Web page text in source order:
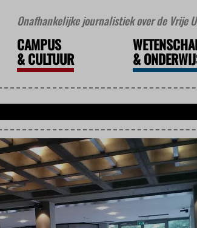
Onafhankelijke journalistiek over de Vrije
CAMPUS
&CULTUUR &